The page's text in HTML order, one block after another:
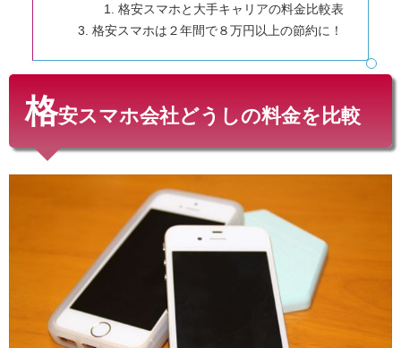
格安スマホと大手キャリアの料金比較表
格安スマホは２年間で８万円以上の節約に！
格安スマホ会社どうしの料金を比較